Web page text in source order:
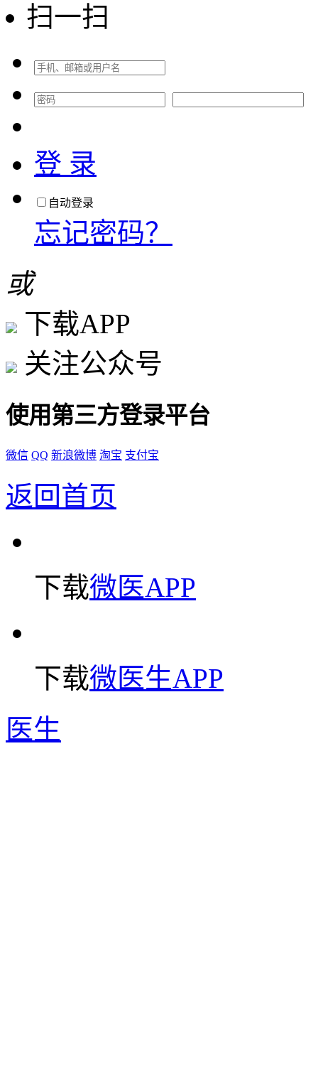
扫一扫
登 录
自动登录
忘记密码？
或
下载APP
关注公众号
使用第三方登录平台
微信 QQ 新浪微博 淘宝 支付宝
返回首页
下载微医APP
下载微医生APP
医生